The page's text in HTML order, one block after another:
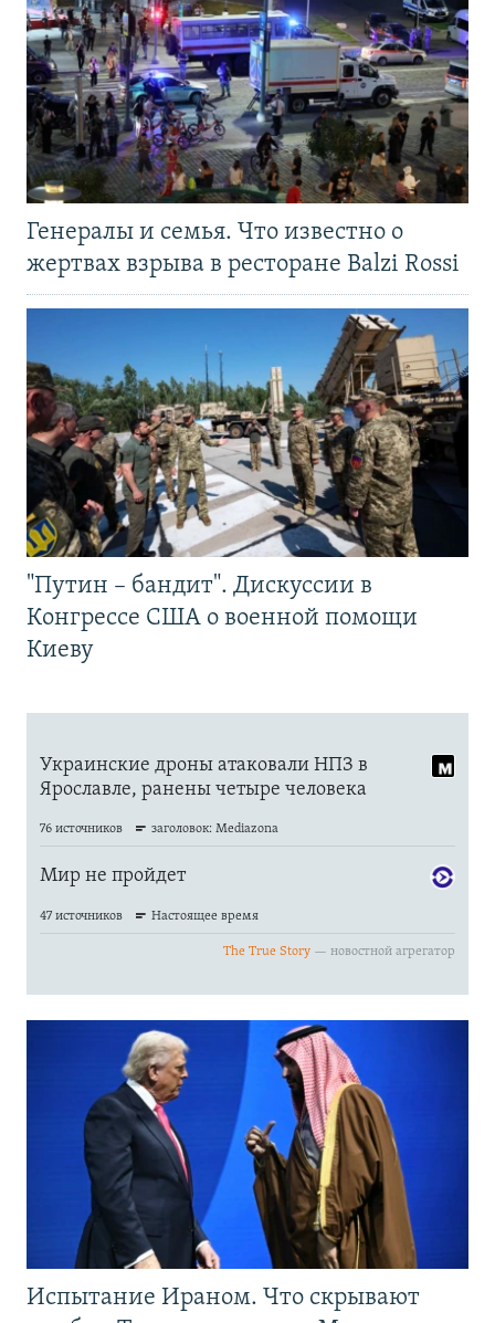
Генералы и семья. Что известно о
жертвах взрыва в ресторане Balzi Rossi
"Путин – бандит". Дискуссии в
Конгрессе США о военной помощи
Киеву
Испытание Ираном. Что скрывают